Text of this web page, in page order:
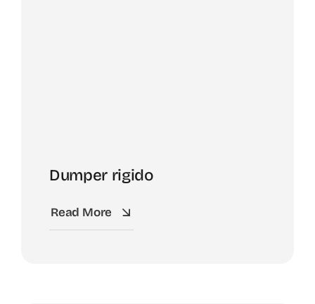
Dumper rigido
Read More